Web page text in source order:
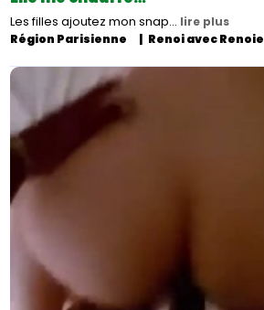
Les filles ajoutez mon snap… lire plus
Région Parisienne
Renoi avec Renoie